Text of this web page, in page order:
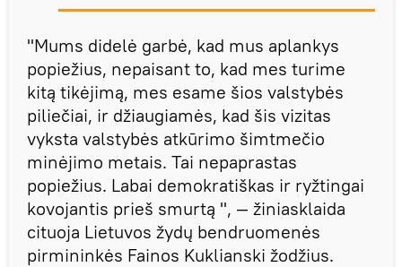
"Mums didelė garbė, kad mus aplankys
popiežius, nepaisant to, kad mes turime
kitą tikėjimą, mes esame šios valstybės
piliečiai, ir džiaugiamės, kad šis vizitas
vyksta valstybės atkūrimo šimtmečio
minėjimo metais. Tai nepaprastas
popiežius. Labai demokratiškas ir ryžtingai
kovojantis prieš smurtą ", — žiniasklaida
cituoja Lietuvos žydų bendruomenės
pirmininkės Fainos Kuklianski žodžius.